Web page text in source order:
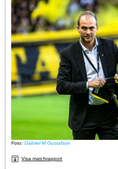
Foto: Gabriel M Gustafson
Visa matchrapport